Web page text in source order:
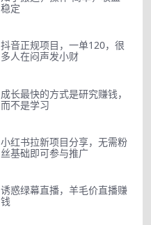
稳定
抖音正规项目，一单120，很
多人在闷声发小财
成长最快的方式是研究赚钱，
而不是学习
小红书拉新项目分享，无需粉
丝基础即可参与推广
诱惑绿幕直播，羊毛价直播赚
钱